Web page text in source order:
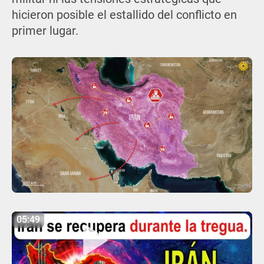
hicieron posible el estallido del conflicto en
primer lugar.
05:49